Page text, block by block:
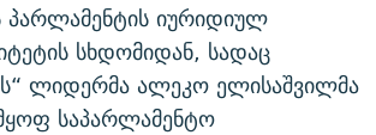
იურიდიულ
სხდომიდან, სადაც
ლიდერმა ალეკო ელისაშვილმა
საპარლამენტო